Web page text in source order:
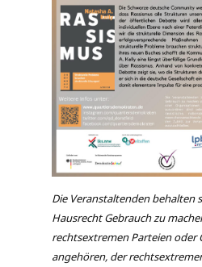
Die Veranstaltenden behalten
Hausrecht Gebrauch zu
rechtsextremen Parteien oder
angehören, der